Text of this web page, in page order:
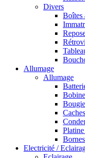
Divers
Boîtes
Allumage
Allumage
Caches
Electricité /